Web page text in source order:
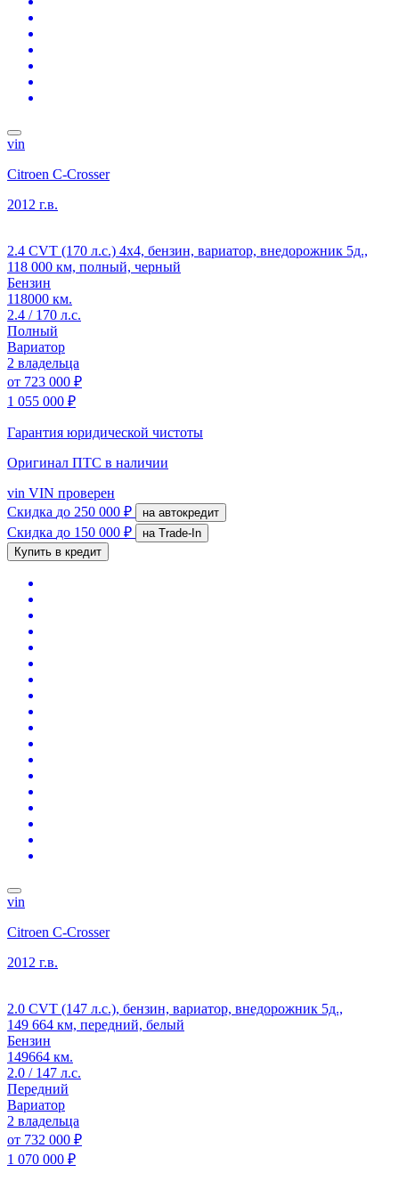
vin
Citroen C-Crosser
2012 г.в.
2.4 CVT (170 л.с.) 4x4, бензин, вариатор, внедорожник 5д.,
118 000 км, полный, черный
Бензин
118000 км.
2.4 / 170 л.с.
Полный
Вариатор
2 владельца
от 723 000 ₽
1 055 000 ₽
Гарантия юридической чистоты
Оригинал ПТС в наличии
vin VIN проверен
Скидка до 250 000 ₽ на автокредит
Скидка до 150 000 ₽
на Trade-In
Купить в кредит
vin
Citroen C-Crosser
2012 г.в.
2.0 CVT (147 л.с.), бензин, вариатор, внедорожник 5д.,
149 664 км, передний, белый
Бензин
149664 км.
2.0 / 147 л.с.
Передний
Вариатор
2 владельца
от 732 000 ₽
1 070 000 ₽